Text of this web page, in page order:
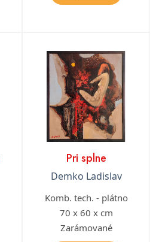
Pri splne
Demko Ladislav
Komb. tech. - plátno
70 x 60 x cm
Zarámované